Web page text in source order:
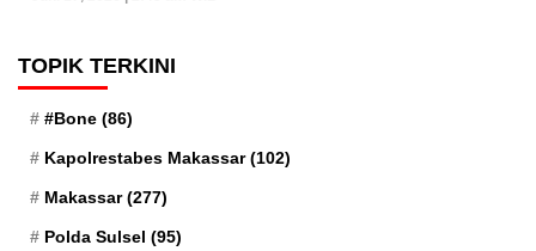
TOPIK TERKINI
#Bone (86)
Kapolrestabes Makassar(102)
Makassar(277)
Polda Sulsel (95)